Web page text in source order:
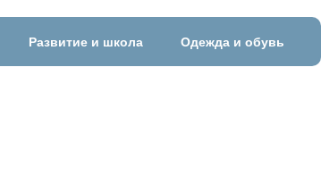
Развитие и школа Одежда и обувь